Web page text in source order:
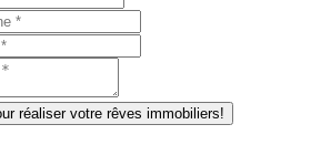
réaliser votre rêves immobiliers!